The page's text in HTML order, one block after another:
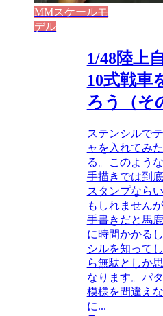
MMスケールモ
デル
1/48陸上
10式戦車
ろう（そ
ステンシルで
ャを入れてみ
る。このよう
手描きでは到底
スタンプなら
もしれません
手書きだと馬
に時間かかる
シルを知って
ら無駄としか
なります。パ
模様を間違え
に...